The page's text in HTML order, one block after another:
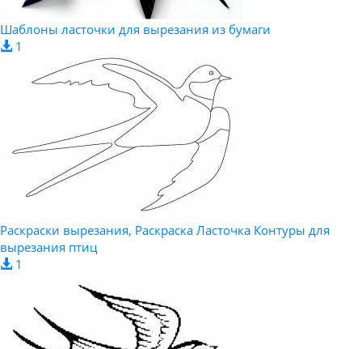
Шаблоны ласточки для вырезания из бумаги
1
Раскраски вырезания, Раскраска Ласточка Контуры для
вырезания птиц
1